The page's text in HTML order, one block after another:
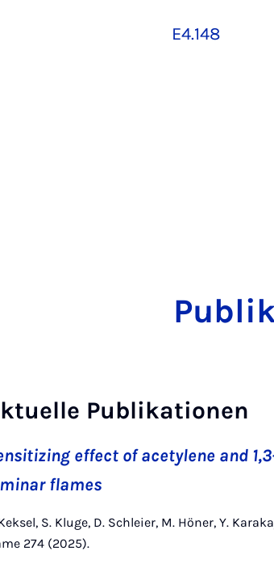
E4.148
Publikationen
effect of acetylene and
flames
S. Kluge, D. Schleier, M. Höner, Y.
274 (2025).